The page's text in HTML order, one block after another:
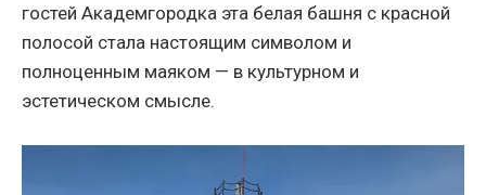
гостей Академгородка эта белая башня с красной
полосой стала настоящим символом и
полноценным маяком — в культурном и
эстетическом смысле.